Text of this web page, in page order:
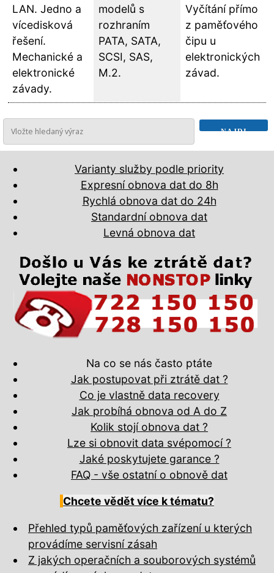
LAN. Jedno a
vícedisková
řešení.
Mechanické a
elektronické
závady.
modelů s
rozhraním
PATA, SATA,
SCSI, SAS,
M.2.
Vyčítání přímo
z paměťového
čipu u
elektronických
závad.
Varianty služby podle priority
Expresní obnova dat do 8h
Rychlá obnova dat do 24h
Standardní obnova dat
Levná obnova dat
Na co se nás často ptáte
Jak postupovat při ztrátě dat ?
Co je vlastně data recovery
Jak probíhá obnova od A do Z
Kolik stojí obnova dat ?
Lze si obnovit data svépomocí ?
Jaké poskytujete garance ?
FAQ - vše ostatní o obnově dat
Chcete vědět více k tématu?
Přehled typů paměťových zařízení u kterých
provádíme servisní zásah
Z jakých operačních a souborových systémů